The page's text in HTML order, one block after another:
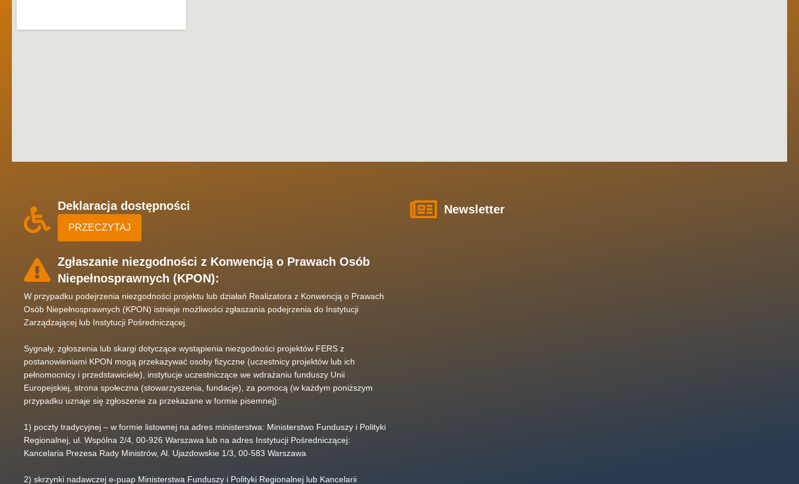
Deklaracja dostępności
PRZECZYTAJ
Zgłaszanie niezgodności z Konwencją o Prawach Osób
Niepełnosprawnych (KPON):
W przypadku podejrzenia niezgodności projektu lub działań Realizatora z Konwencją o Prawach
Osób Niepełnosprawnych (KPON) istnieje możliwości zgłaszania podejrzenia do Instytucji
Zarządzającej lub Instytucji Pośredniczącej.
Sygnały, zgłoszenia lub skargi dotyczące wystąpienia niezgodności projektów FERS z
postanowieniami KPON mogą przekazywać osoby fizyczne (uczestnicy projektów lub ich
pełnomocnicy i przedstawiciele), instytucje uczestniczące we wdrażaniu funduszy Unii
Europejskiej, strona społeczna (stowarzyszenia, fundacje), za pomocą (w każdym poniższym
przypadku uznaje się zgłoszenie za przekazane w formie pisemnej):
1) poczty tradycyjnej – w formie listownej na adres ministerstwa: Ministerstwo Funduszy i Polityki
Regionalnej, ul. Wspólna 2/4, 00-926 Warszawa lub na adres Instytucji Pośredniczącej:
Kancelaria Prezesa Rady Ministrów, Al. Ujazdowskie 1/3, 00-583 Warszawa
2) skrzynki nadawczej e-puap Ministerstwa Funduszy i Polityki Regionalnej lub Kancelarii
Newsletter